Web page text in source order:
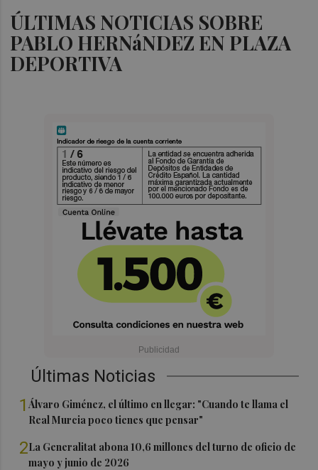
ÚLTIMAS NOTICIAS SOBRE
PABLO HERNáNDEZ EN PLAZA
DEPORTIVA
Últimas Noticias
1Álvaro Giménez, el último en llegar: "Cuando te llama el
Real Murcia poco tienes que pensar"
2La Generalitat abona 10,6 millones del turno de oficio de
mayo y junio de 2026